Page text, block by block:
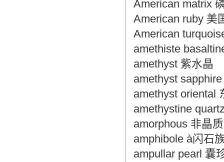
American matrix
American ruby 美
American
amethiste
amethyst 紫水晶
amethyst
amethyst oriental
amethystine
amorphous 非晶质
amphibole à闪石
ampullar pearl 囊